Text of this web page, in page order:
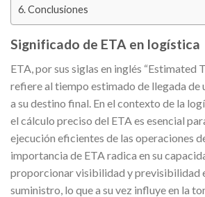
Conclusiones
Significado de ETA en logística
ETA, por sus siglas en inglés “Estimated
refiere al tiempo estimado de llegada de
a su destino final. En el contexto de la
el cálculo preciso del ETA es esencial
ejecución eficientes de las operaciones
importancia de ETA radica en su
proporcionar visibilidad y previsibilidad
suministro, lo que a su vez influye en la